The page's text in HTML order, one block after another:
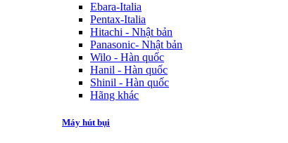
Ebara-Italia
Pentax-Italia
Hitachi - Nhật bản
Panasonic- Nhật bản
Wilo - Hàn quốc
Hanil - Hàn quốc
Shinil - Hàn quốc
Hãng khác
Máy hút bụi